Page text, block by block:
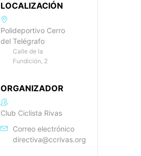
LOCALIZACIÓN
Polideportivo Cerro
del Telégrafo
Calle de la
Fundición, 2
ORGANIZADOR
Club Ciclista Rivas
Correo electrónico
directiva@ccrivas.org